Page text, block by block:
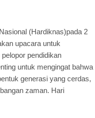
(Hardiknas)pada 2
upacara untuk
pendidikan
untuk mengingat bahwa
generasi yang cerdas,
zaman. Hari